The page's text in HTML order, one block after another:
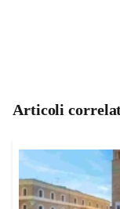
Articoli